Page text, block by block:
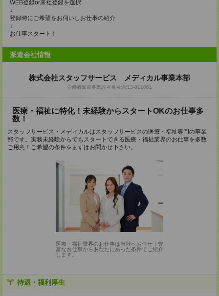
WEB登録or来社登録を選択
↓
登録時にご希望をお伺いしお仕事の紹介
↓
お仕事スタート！
派遣会社情報
株式会社スタッフサービス メディカル事業本部
労働者派遣事業許可番号:派13-011061
医療・福祉に特化！未経験からスタートOKのお仕事多
数！
スタッフサービス・メディカルはスタッフサービスの医療・福祉専門の事業
部です。実務未経験からでもスタートできる医療・福祉業界のお仕事を多数
ご用意！ご希望の条件をまずはお聞かせ下さい。
医療・福祉業界のお仕事は当社へお任せ！豊
富なお仕事からあなたにあった条件でご紹介
します。
待遇・福利厚生